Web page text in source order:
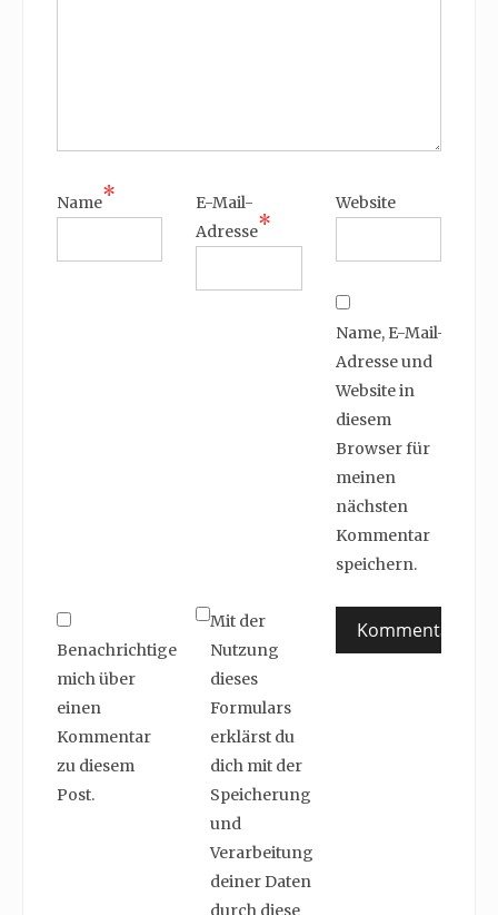
Name*
E-Mail-
Adresse*
Website
Name, E-Mail-
Adresse und
Website in
diesem
Browser für
meinen
nächsten
Kommentar
speichern.
Benachrichtige
mich über
einen
Kommentar
zu diesem
Post.
Mit der
Nutzung
dieses
Formulars
erklärst du
dich mit der
Speicherung
und
Verarbeitung
deiner Daten
durch diese